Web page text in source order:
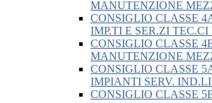
MANUTENZIONE
CONSIGLIO CLASSE
IMP.TI E SER.ZI
CONSIGLIO CLASSE
MANUTENZIONE
CONSIGLIO CLASSE
IMPIANTI SERV.
CONSIGLIO CLASSE